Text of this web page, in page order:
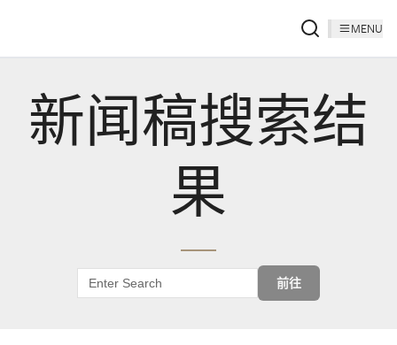
MENU
新闻稿搜索结
果
前往